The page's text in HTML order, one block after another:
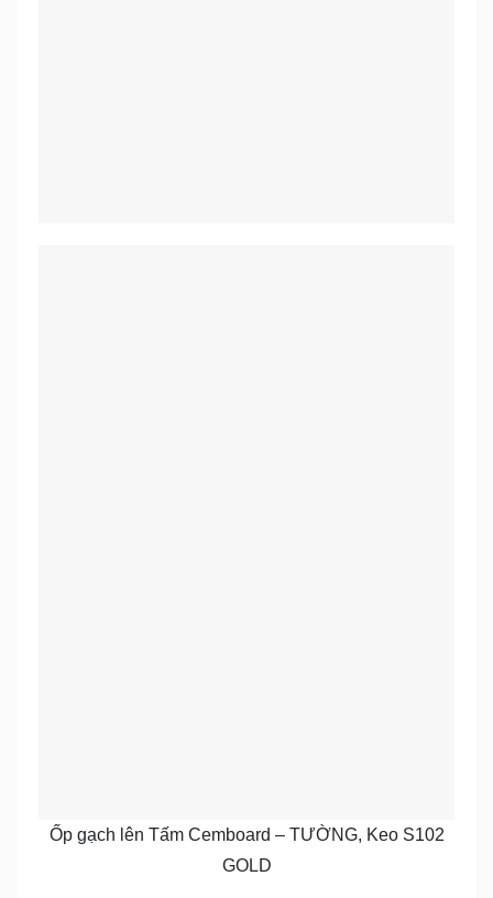
Ốp gạch lên Tấm Cemboard – TƯỜNG, Keo S102
GOLD